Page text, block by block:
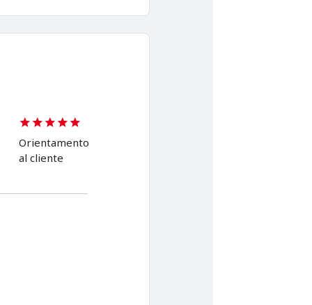
Orientamento
al cliente